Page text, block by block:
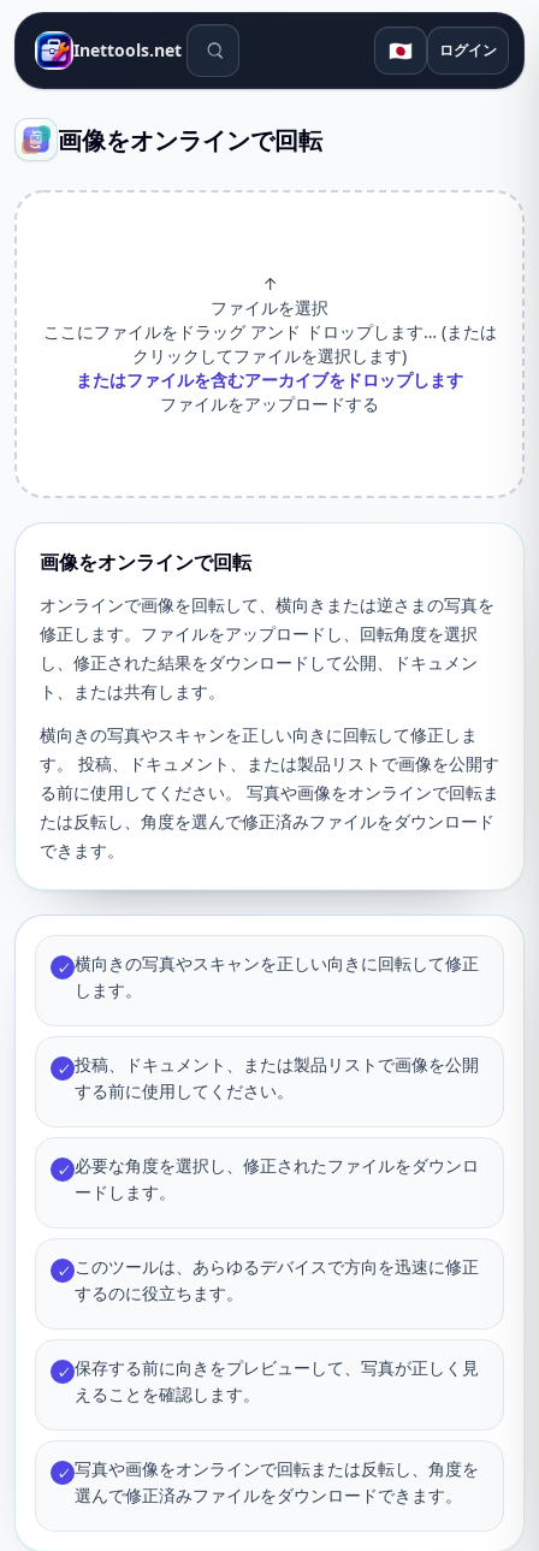
Inettools.net 検索ツール 🇯🇵 ログイン
画像をオンラインで回転
↑
ファイルを選択
ここにファイルをドラッグ アンド ドロップします… (または
クリックしてファイルを選択します)
またはファイルを含むアーカイブをドロップします
ファイルをアップロードする
画像をオンラインで回転
オンラインで画像を回転して、横向きまたは逆さまの写真を
修正します。ファイルをアップロードし、回転角度を選択
し、修正された結果をダウンロードして公開、ドキュメン
ト、または共有します。
横向きの写真やスキャンを正しい向きに回転して修正しま
す。 投稿、ドキュメント、または製品リストで画像を公開す
る前に使用してください。 写真や画像をオンラインで回転ま
たは反転し、角度を選んで修正済みファイルをダウンロード
できます。
✓ 横向きの写真やスキャンを正しい向きに回転して修正
します。
✓ 投稿、ドキュメント、または製品リストで画像を公開
する前に使用してください。
✓ 必要な角度を選択し、修正されたファイルをダウンロ
ードします。
✓ このツールは、あらゆるデバイスで方向を迅速に修正
するのに役立ちます。
✓ 保存する前に向きをプレビューして、写真が正しく見
えることを確認します。
✓ 写真や画像をオンラインで回転または反転し、角度を
選んで修正済みファイルをダウンロードできます。